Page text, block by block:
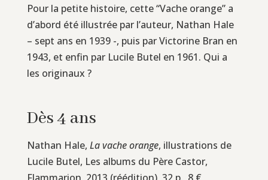
Pour la petite histoire, cette “Vache orange” a
d’abord été illustrée par l’auteur, Nathan Hale
– sept ans en 1939 -, puis par Victorine Bran en
1943, et enfin par Lucile Butel en 1961. Qui a
les originaux ?
Dès 4 ans
Nathan Hale, La vache orange, illustrations de
Lucile Butel, Les albums du Père Castor,